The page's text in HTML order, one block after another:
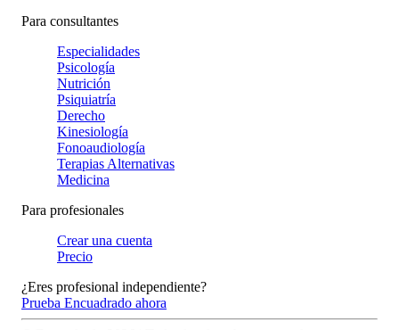
Para consultantes
Especialidades
Psicología
Nutrición
Psiquiatría
Derecho
Kinesiología
Fonoaudiología
Terapias Alternativas
Medicina
Para profesionales
Crear una cuenta
Precio
¿Eres profesional independiente?
Prueba Encuadrado ahora